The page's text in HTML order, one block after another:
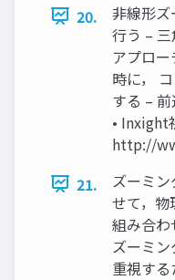
20.
非線形ズ
行う –
アプロ
時に，
する –
• Inxight
http://
21.
ズーミン
せて，物
組み合
ズーミ
重視する